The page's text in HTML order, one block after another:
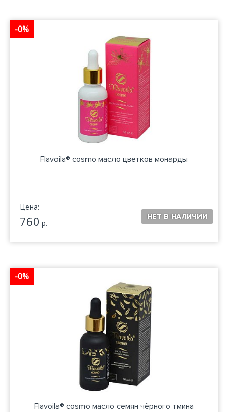
-0%
Flavoila® cosmo масло цветков монарды
Цена:
760 р.
-0%
Flavoila® cosmo масло семян чёрного тмина